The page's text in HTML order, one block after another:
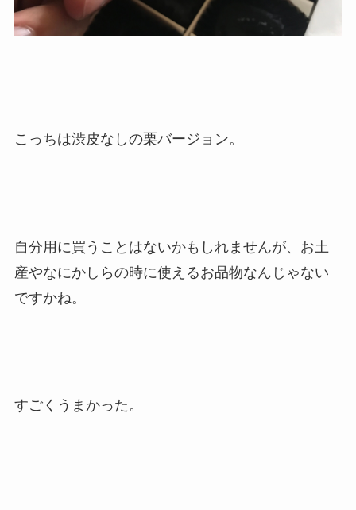
こっちは渋皮なしの栗バージョン。
自分用に買うことはないかもしれませんが、お土
産やなにかしらの時に使えるお品物なんじゃない
ですかね。
すごくうまかった。